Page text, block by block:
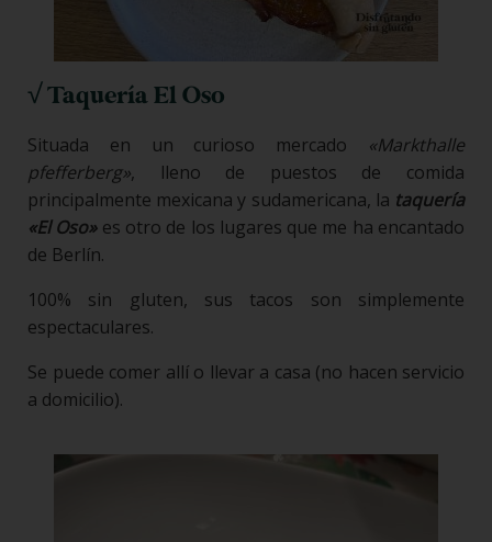
√ Taquería El Oso
Situada en un curioso mercado «Markthalle
pfefferberg», lleno de puestos de comida
principalmente mexicana y sudamericana, la taquería
«El Oso»es otro de los lugares que me ha encantado
de Berlín.
100% sin gluten, sus tacos son simplemente
espectaculares.
Se puede comer allí o llevar a casa (no hacen servicio
a domicilio).